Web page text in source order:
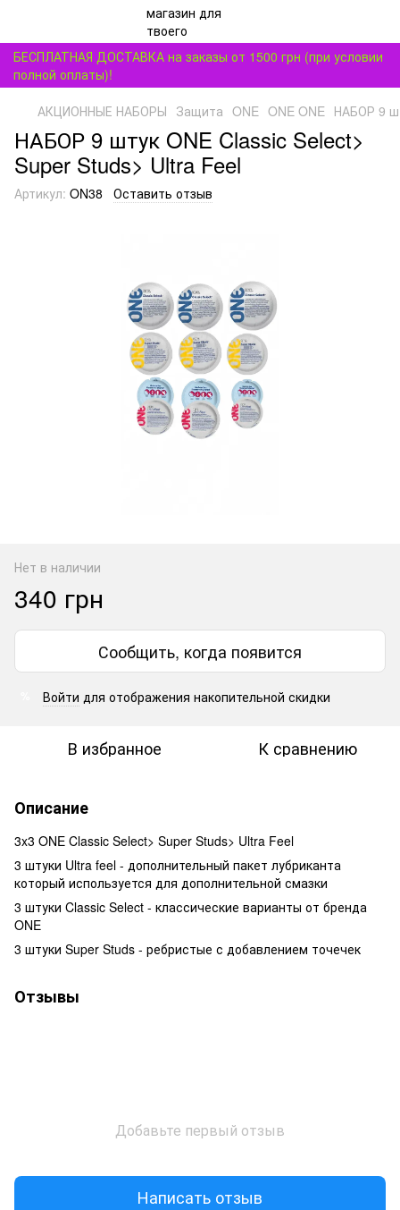
БЕСПЛАТНАЯ ДОСТАВКА на заказы от 1500 грн (при условии
полной оплаты)!
АКЦИОННЫЕ НАБОРЫ Защита ONE ONE ONE НАБОР 9
НАБОР 9 штук ONE Classic Select>
Super Studs> Ultra Feel
Артикул: ON38 Оставить отзыв
Нет в наличии
340 грн
Сообщить, когда появится
Войти для отображения накопительной скидки
В избранное К сравнению
Описание
3x3 ONE Classic Select> Super Studs> Ultra Feel
3 штуки Ultra feel - дополнительный пакет лубриканта
который используется для дополнительной смазки
3 штуки Classic Select - классические варианты от бренда
ONE
3 штуки Super Studs - ребристые с добавлением точечек
Отзывы
Добавьте первый отзыв
Написать отзыв